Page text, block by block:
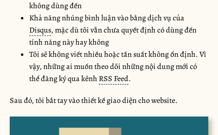
không dùng đến
Khả năng nhúng bình luận vào bằng dịch vụ của
Disqus, mặc dù tôi vẫn chưa quyết định có dùng đến
tính năng này hay không
Tôi sẽ không viết nhiều hoặc tần suất không ổn định. Vì
vậy, những ai muốn theo dõi những nội dung mới có
thể đăng ký qua kênh RSS Feed.
Sau đó, tôi bắt tay vào thiết kế giao diện cho website.